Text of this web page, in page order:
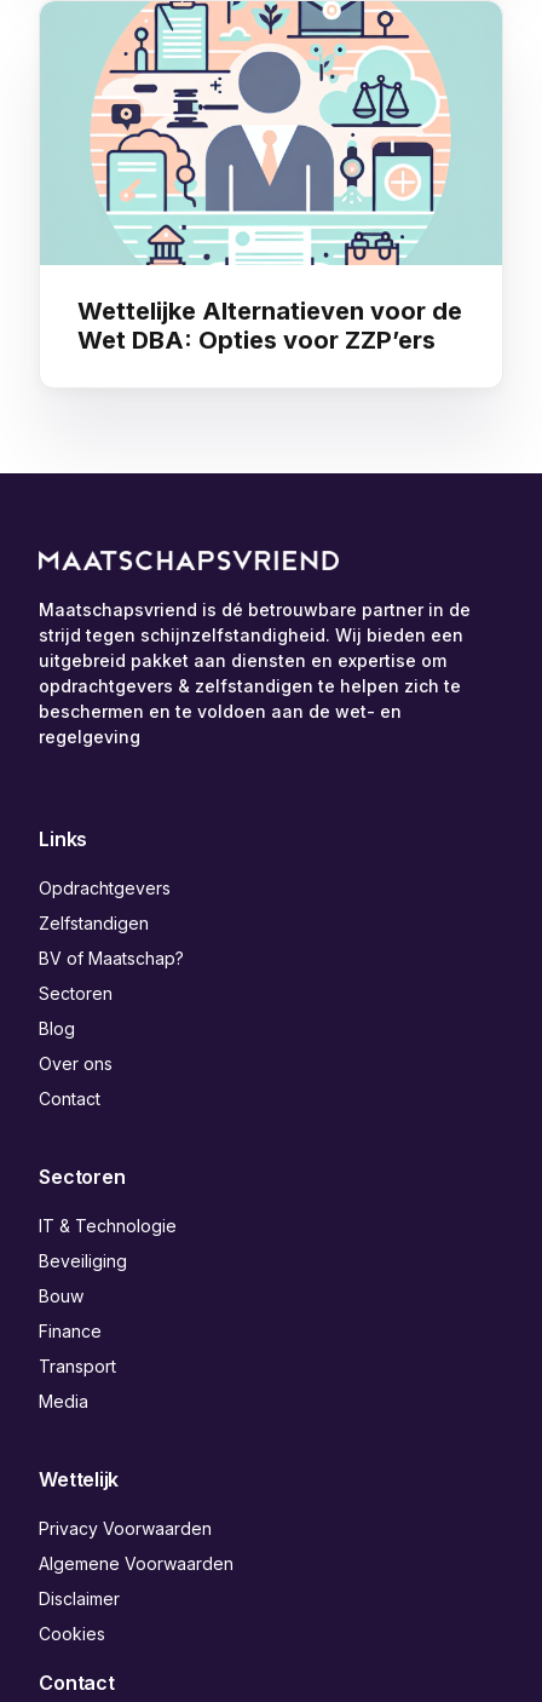
Wettelijke Alternatieven voor de
Wet DBA: Opties voor ZZP’ers
Maatschapsvriend is dé betrouwbare partner in de
strijd tegen schijnzelfstandigheid. Wij bieden een
uitgebreid pakket aan diensten en expertise om
opdrachtgevers & zelfstandigen te helpen zich te
beschermen en te voldoen aan de wet- en
regelgeving
Links
Opdrachtgevers
Zelfstandigen
BV of Maatschap?
Sectoren
Blog
Over ons
Contact
Sectoren
IT & Technologie
Beveiliging
Bouw
Finance
Transport
Media
Wettelijk
Privacy Voorwaarden
Algemene Voorwaarden
Disclaimer
Cookies
Contact